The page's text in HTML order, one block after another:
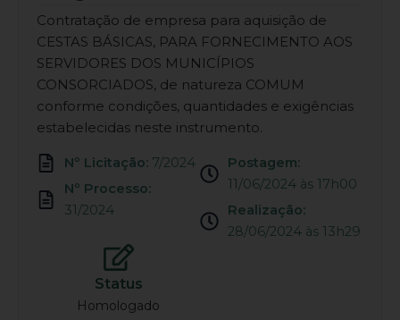
Contratação de empresa para aquisição de
CESTAS BÁSICAS, PARA FORNECIMENTO AOS
SERVIDORES DOS MUNICÍPIOS
CONSORCIADOS, de natureza COMUM
conforme condições, quantidades e exigências
estabelecidas neste instrumento.
Nº Licitação: 7/2024
Nº Processo:
31/2024
Postagem:
11/06/2024 às 17h00
Realização:
28/06/2024 às 13h29
Status
Homologado